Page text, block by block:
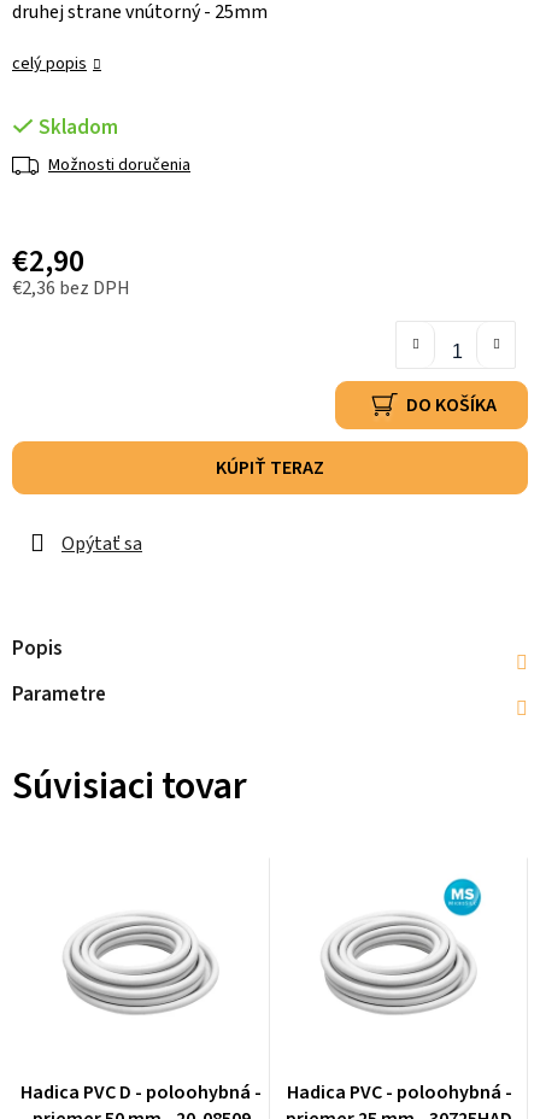
druhej strane vnútorný - 25mm
celý popis
Skladom
Možnosti doručenia
€2,90
€2,36 bez DPH
DO KOŠÍKA
KÚPIŤ TERAZ
Opýtať sa
Popis
Parametre
Súvisiaci tovar
Hadica PVC D - poloohybná -
Hadica PVC - poloohybná -